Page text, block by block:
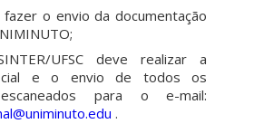
o envio da documentação
UFSC deve realizar a
e o envio de todos os
para o e-mail:
.